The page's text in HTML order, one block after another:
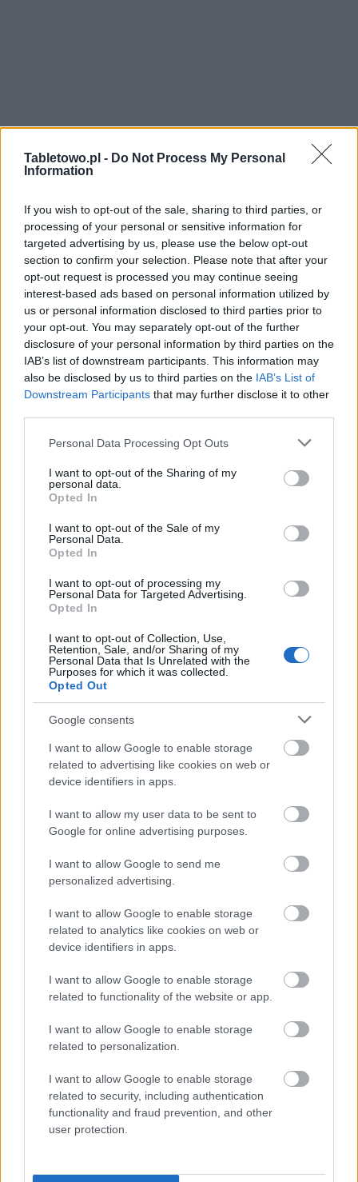
Tabletowo.pl - Do Not Process My Personal
Information
If you wish to opt-out of the sale, sharing to third parties, or
processing of your personal or sensitive information for
targeted advertising by us, please use the below opt-out
section to confirm your selection. Please note that after your
opt-out request is processed you may continue seeing
interest-based ads based on personal information utilized by
us or personal information disclosed to third parties prior to
your opt-out. You may separately opt-out of the further
disclosure of your personal information by third parties on the
IAB’s list of downstream participants. This information may
also be disclosed by us to third parties on the IAB’s List of
Downstream Participants that may further disclose it to other
Please note that this website/app uses one or more Google
not limited to your visit or usage behaviour. You may click to
grant or deny consent to Google and its third-party tags to
use your data for below specified purposes in below Google
consent section.
Personal Data Processing Opt Outs
I want to opt-out of the Sharing of my
personal data.
Opted In
I want to opt-out of the Sale of my
Personal Data.
Opted In
I want to opt-out of processing my
Personal Data for Targeted Advertising.
Opted In
I want to opt-out of Collection, Use,
Retention, Sale, and/or Sharing of my
Personal Data that Is Unrelated with the
Purposes for which it was collected.
Opted Out
Google consents
I want to allow Google to enable storage
related to advertising like cookies on web or
device identifiers in apps.
I want to allow my user data to be sent to
Google for online advertising purposes.
I want to allow Google to send me
personalized advertising.
I want to allow Google to enable storage
related to analytics like cookies on web or
device identifiers in apps.
I want to allow Google to enable storage
related to functionality of the website or app.
I want to allow Google to enable storage
related to personalization.
I want to allow Google to enable storage
related to security, including authentication
functionality and fraud prevention, and other
user protection.